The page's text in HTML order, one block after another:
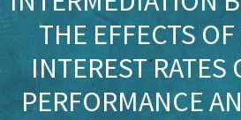
THE EFFECTS
INTEREST RATES
PERFORMANCE